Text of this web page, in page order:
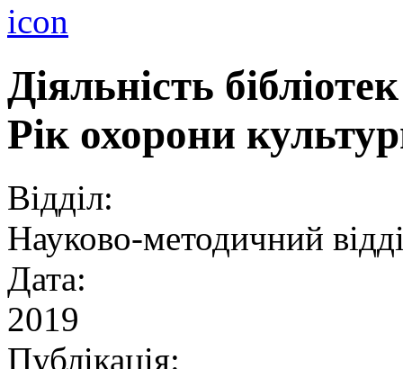
Діяльність
Рік охорони
Відділ:
Науково-методичний
Дата:
2019
Публікація: